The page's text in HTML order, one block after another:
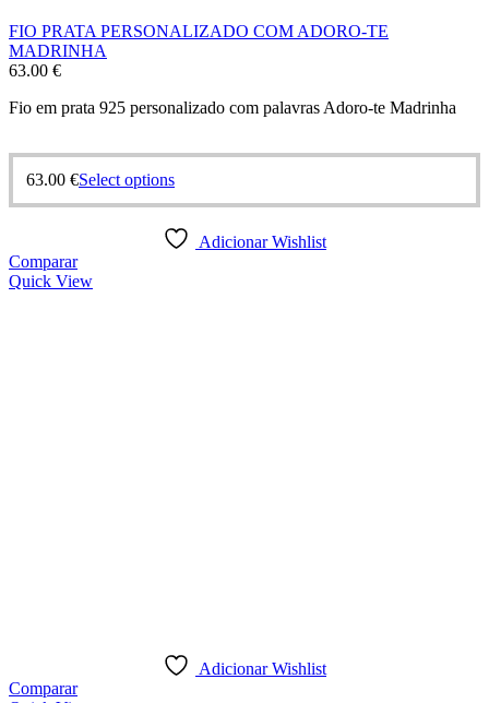
FIO PRATA PERSONALIZADO COM ADORO-TE
MADRINHA
63.00 €
Fio em prata 925 personalizado com palavras Adoro-te Madrinha
63.00 €Select options
Adicionar Wishlist
Comparar
Quick View
Adicionar Wishlist
Comparar